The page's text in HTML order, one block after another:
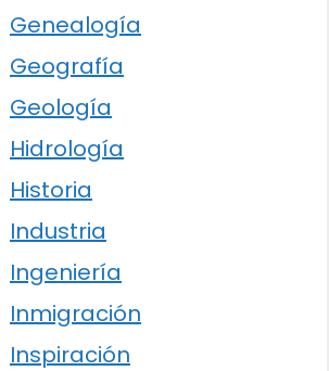
Genealogía
Geografía
Geología
Hidrología
Historia
Industria
Ingeniería
Inmigración
Inspiración